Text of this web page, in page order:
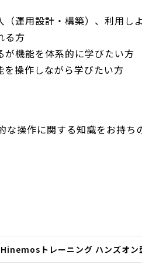
運用設計・構築）、利用し
る方
機能を体系的に学びたい方
操作しながら学びたい方
操作に関する知識をお持ち
Hinemosトレーニング ハンズオン